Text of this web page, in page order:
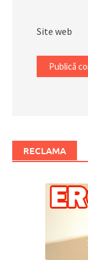
Site web
RECLAMA